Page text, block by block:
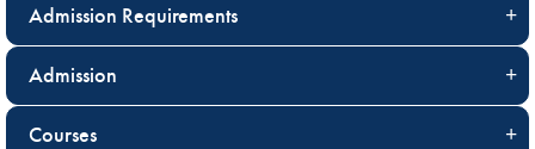
Admission Requirements
Admission
Courses